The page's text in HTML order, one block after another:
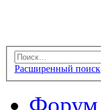
Расширенный поиск
Форум